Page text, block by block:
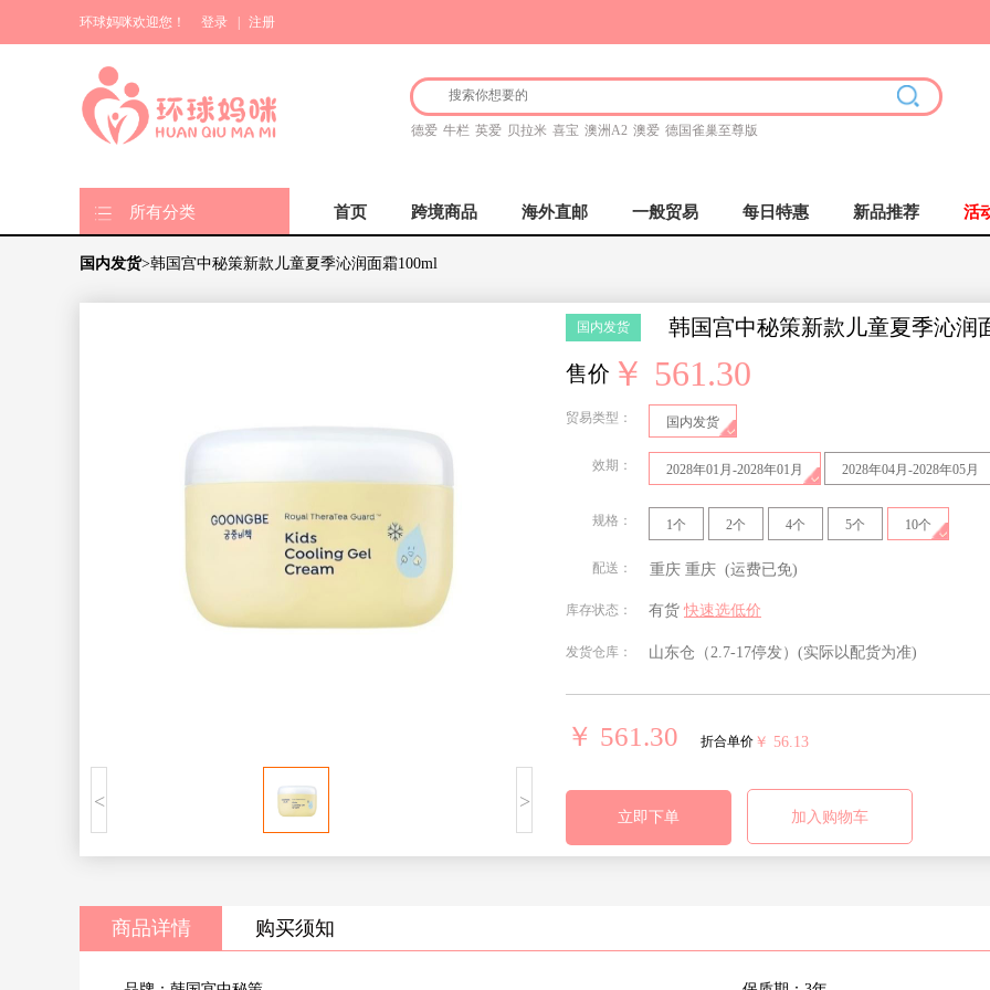
环球妈咪欢迎您！ 登录 注册
德爱 牛栏 英爱 贝拉米 喜宝 澳洲A2 澳爱 德国雀巢至尊版
所有分类 首页 跨境商品 海外直邮 一般贸易 每日特惠 新品推荐 活
国内发货>韩国宫中秘策新款儿童夏季沁润面霜100ml
< >
国内发货
韩国宫中秘策新款儿童夏季沁润
售价 ￥ 561.30
贸易类型： 国内发货
效期： 2028年01月-2028年01月 2028年04月-2028年05月
规格： 1个 2个 4个 5个 10个
配送： 重庆 重庆 (运费已免)
北京 安徽
宁夏回族
自治区
青海 山东
四川 天津
西藏自治
新疆维吾
库存状态： 有货 快速选低价
发货仓库： 山东仓（2.7-17停发） (实际以配货为准)
￥ 561.30 折合单价 ￥ 56.13
立即下单 加入购物车
商品详情 购买须知